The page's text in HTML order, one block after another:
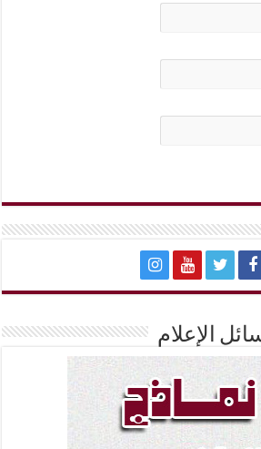
الإعلام